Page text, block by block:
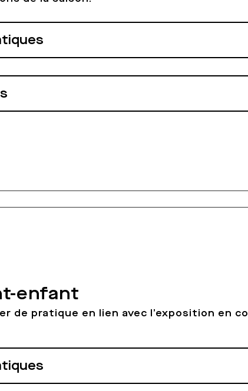
enfant
de pratique en lien avec l’exposition en